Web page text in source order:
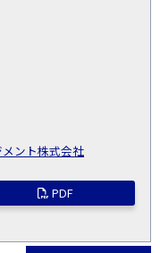
ント株式会社
PDF